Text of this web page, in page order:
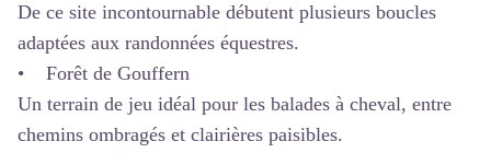
De ce site incontournable débutent plusieurs boucles
adaptées aux randonnées équestres.
• Forêt de Gouffern
Un terrain de jeu idéal pour les balades à cheval, entre
chemins ombragés et clairières paisibles.